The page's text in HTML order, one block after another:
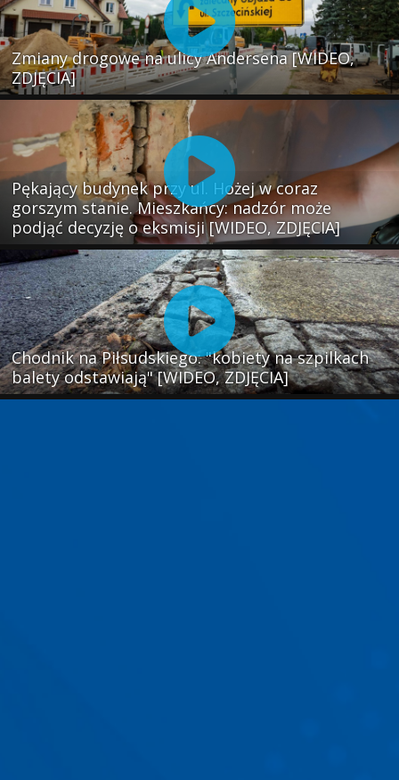
Zmiany drogowe na ulicy Andersena [WIDEO,
ZDJĘCIA]
Pękający budynek przy ul. Hożej w coraz
gorszym stanie. Mieszkańcy: nadzór może
podjąć decyzję o eksmisji [WIDEO, ZDJĘCIA]
Chodnik na Piłsudskiego: "kobiety na szpilkach
balety odstawiają" [WIDEO, ZDJĘCIA]